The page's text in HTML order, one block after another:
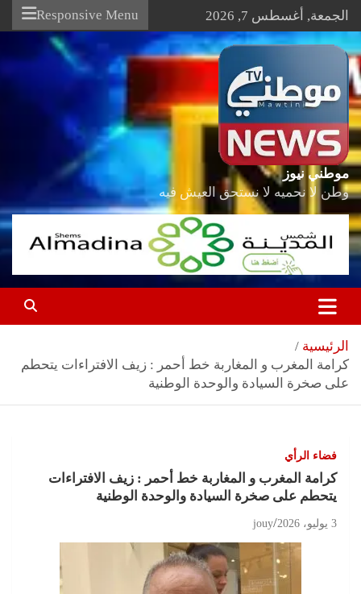
Skip
content
الجمعة, أغسطس 7, 2026 Responsive Menu
موطني نيوز
وطن لا نحميه لا نستحق العيش فيه
الرئيسية
كرامة المغرب و المغاربة خط أحمر : زيف الافتراءات يتحطم
على صخرة السيادة والوحدة الوطنية
فضاء الرأي
كرامة المغرب و المغاربة خط أحمر : زيف الافتراءات
يتحطم على صخرة السيادة والوحدة الوطنية
3 يوليو، 2026 jouy